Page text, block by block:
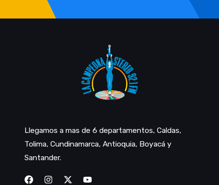
Llegamos a mas de 6 departamentos, Caldas,
Tolima, Cundinamarca, Antioquia, Boyacá y
Santander.